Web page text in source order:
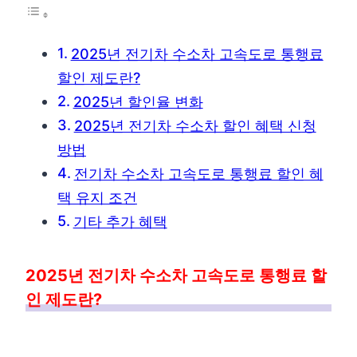
2025년 전기차 수소차 고속도로 통행료
할인 제도란?
2025년 할인율 변화
2025년 전기차 수소차 할인 혜택 신청
방법
전기차 수소차 고속도로 통행료 할인 혜
택 유지 조건
기타 추가 혜택
2025년 전기차 수소차 고속도로 통행료 할
인 제도란?